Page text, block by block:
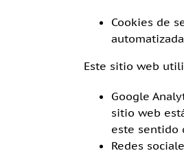
Cookies de
Este sitio web
Google
sitio web
este sentido
Redes